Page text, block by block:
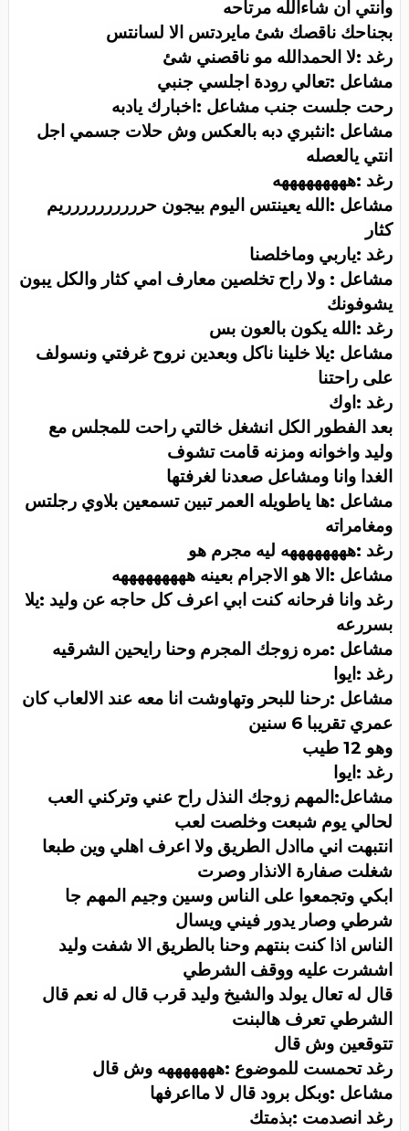
وانتي ان شاءالله مرتاحه
بجناحك ناقصك شئ مايردتس الا لسانتس
رغد :لا الحمدالله مو ناقصني شئ
مشاعل :تعالي رودة اجلسي جنبي
رحت جلست جنب مشاعل :اخبارك يادبه
مشاعل :انثبري دبه بالعكس وش حلات جسمي اجل
انتي يالعصله
رغد :هههههههههه
مشاعل :الله يعينتس اليوم بيجون حرررررررررريم
كثار
رغد :ياربي وماخلصنا
مشاعل : ولا راح تخلصين معارف امي كثار والكل يبون
يشوفونك
رغد :الله يكون بالعون بس
مشاعل :يلا خلينا ناكل وبعدين نروح غرفتي ونسولف
على راحتنا
رغد :اوك
بعد الفطور الكل انشغل خالتي راحت للمجلس مع
وليد واخوانه ومزنه قامت تشوف
الغدا وانا ومشاعل صعدنا لغرفتها
مشاعل :ها ياطويله العمر تبين تسمعين بلاوي رجلتس
ومغامراته
رغد :ههههههههه ليه مجرم هو
مشاعل :الا هو الاجرام بعينه هههههههههه
رغد وانا فرحانه كنت ابي اعرف كل حاجه عن وليد :يلا
بسررعه
مشاعل :مره زوجك المجرم وحنا رايحين الشرقيه
رغد :ايوا
مشاعل :رحنا للبحر وتهاوشت انا معه عند الالعاب كان
عمري تقريبا 6 سنين
وهو 12 طيب
رغد :ايوا
مشاعل:المهم زوجك النذل راح عني وتركني العب
لحالي يوم شبعت وخلصت لعب
انتبهت اني ماادل الطريق ولا اعرف اهلي وين طبعا
شغلت صفارة الانذار وصرت
ابكي وتجمعوا على الناس وسين وجيم المهم جا
شرطي وصار يدور فيني ويسال
الناس اذا كنت بنتهم وحنا بالطريق الا شفت وليد
اششرت عليه ووقف الشرطي
قال له تعال يولد والشيخ وليد قرب قال له نعم قال
الشرطي تعرف هالبنت
تتوقعين وش قال
رغد تحمست للموضوع :هههههههه وش قال
مشاعل :وبكل برود قال لا مااعرفها
رغد انصدمت :بذمتك